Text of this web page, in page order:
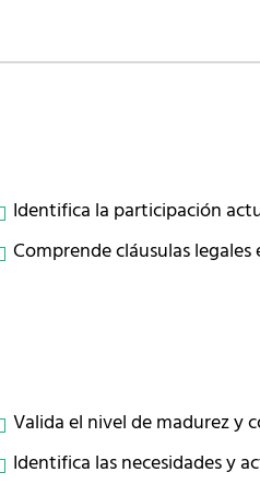
Identifica la participación
Comprende cláusulas legales
Valida el nivel de madurez y
Identifica las necesidades y